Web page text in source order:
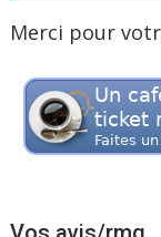
Merci pour